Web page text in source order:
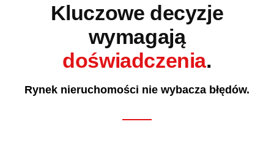
Kluczowe decyzje
wymagają
doświadczenia.
Rynek nieruchomości nie wybacza błędów.